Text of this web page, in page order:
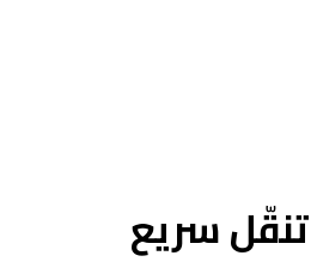
تنقّل سريع